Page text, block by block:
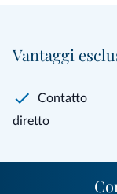
Vantaggi
Contatto
diretto